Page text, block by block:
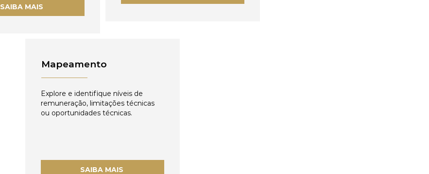
SAIBA MAIS
Mapeamento
Explore e identifique níveis de
remuneração, limitações técnicas
ou oportunidades técnicas.
SAIBA MAIS